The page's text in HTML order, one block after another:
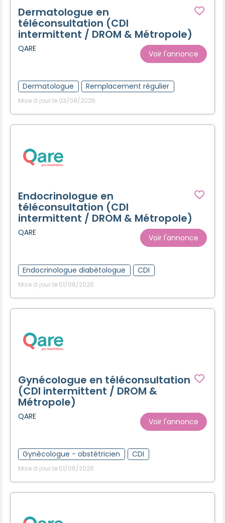
Dermatologue en
téléconsultation (CDI
intermittent / DROM & Métropole)
QARE
Voir l'annonce
Dermatologue Remplacement régulier
Mise à jour le 03/08/2026
Endocrinologue en
téléconsultation (CDI
intermittent / DROM & Métropole)
QARE
Voir l'annonce
Endocrinologue diabètologue CDI
Mise à jour le 01/08/2026
Gynécologue en téléconsultation
(CDI intermittent / DROM &
Métropole)
QARE
Voir l'annonce
Gynécologue - obstétricien CDI
Mise à jour le 01/08/2026